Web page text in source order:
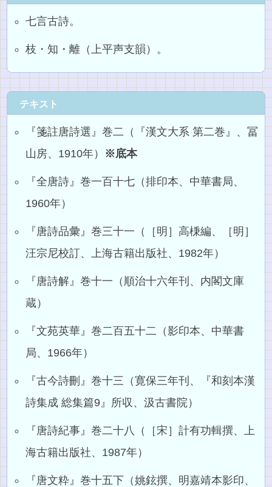
七言古詩。
枝・知・離（上平声支韻）。
テキスト
『箋註唐詩選』巻二（『漢文大系 第二巻』、冨
山房、1910年） ※底本
『全唐詩』巻一百十七（排印本、中華書局、
1960年）
『唐詩品彙』巻三十一（［明］高棅編、［明］
汪宗尼校訂、上海古籍出版社、1982年）
『唐詩解』巻十一（順治十六年刊、内閣文庫
蔵）
『文苑英華』巻二百五十二（影印本、中華書
局、1966年）
『古今詩刪』巻十三（寛保三年刊、『和刻本漢
詩集成 総集篇9』所収、汲古書院）
『唐詩紀事』巻二十八（［宋］計有功輯撰、上
海古籍出版社、1987年）
『唐文粋』巻十五下（姚鉉撰、明嘉靖本影印、